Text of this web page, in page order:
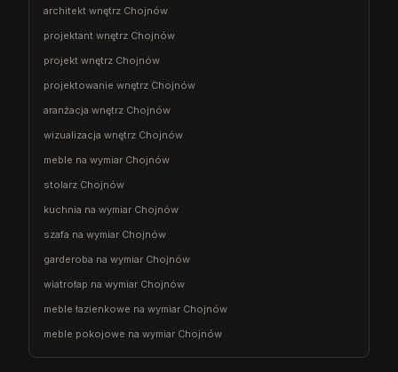
architekt wnętrz Chojnów
projektant wnętrz Chojnów
projekt wnętrz Chojnów
projektowanie wnętrz Chojnów
aranżacja wnętrz Chojnów
wizualizacja wnętrz Chojnów
meble na wymiar Chojnów
stolarz Chojnów
kuchnia na wymiar Chojnów
szafa na wymiar Chojnów
garderoba na wymiar Chojnów
wiatrołap na wymiar Chojnów
meble łazienkowe na wymiar Chojnów
meble pokojowe na wymiar Chojnów